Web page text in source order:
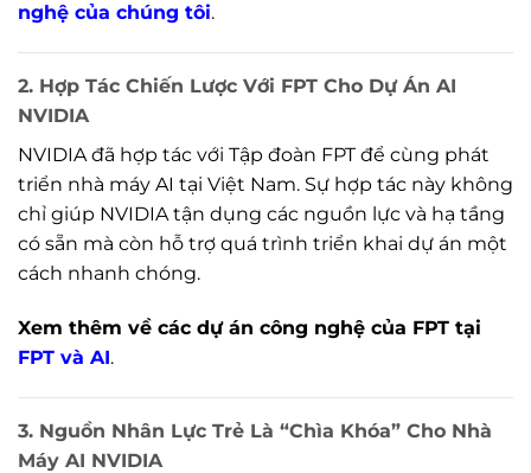
nghệ của chúng tôi.
2. Hợp Tác Chiến Lược Với FPT Cho Dự Án AI
NVIDIA
NVIDIA đã hợp tác với Tập đoàn FPT để cùng phát
triển nhà máy AI tại Việt Nam. Sự hợp tác này không
chỉ giúp NVIDIA tận dụng các nguồn lực và hạ tầng
có sẵn mà còn hỗ trợ quá trình triển khai dự án một
cách nhanh chóng.
Xem thêm về các dự án công nghệ của FPT tại
FPT và AI.
3. Nguồn Nhân Lực Trẻ Là “Chìa Khóa” Cho Nhà
Máy AI NVIDIA